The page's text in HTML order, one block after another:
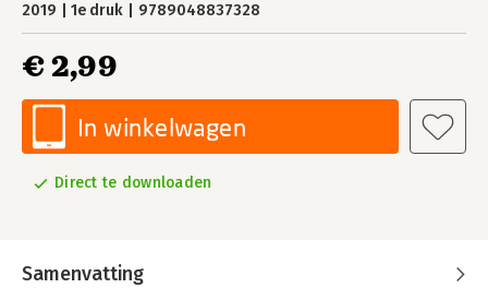
2019
1e druk 9789048837328
€ 2,99
In winkelwagen
Direct te downloaden
Samenvatting